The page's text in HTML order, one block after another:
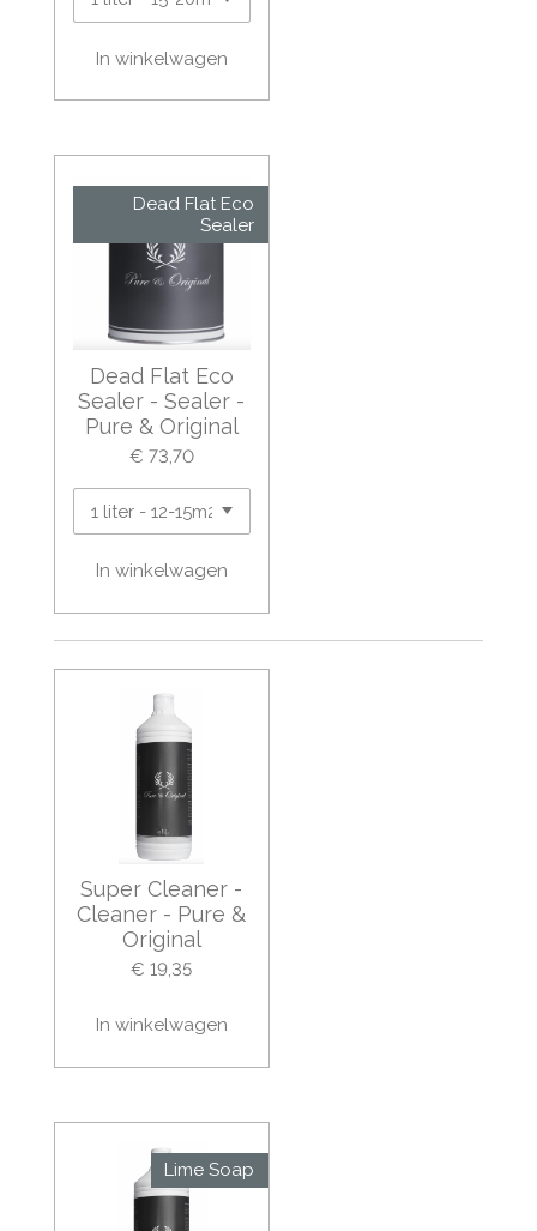
In winkelwagen
Dead Flat Eco
Sealer
Dead Flat Eco
Sealer - Sealer -
Pure & Original
€ 73,70
In winkelwagen
Super Cleaner -
Cleaner - Pure &
Original
€ 19,35
In winkelwagen
Lime Soap